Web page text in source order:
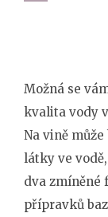
Možná se
kvalita vody
Na vině
látky ve
dva zmíněné
přípravků